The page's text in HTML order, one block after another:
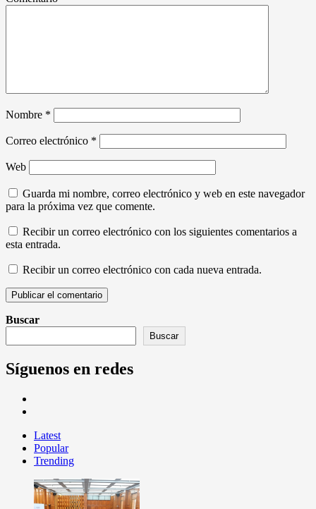
Nombre *
Correo electrónico *
Web
Guarda mi nombre, correo electrónico y web en este navegador
para la próxima vez que comente.
Recibir un correo electrónico con los siguientes comentarios a
esta entrada.
Recibir un correo electrónico con cada nueva entrada.
Buscar
Buscar
Síguenos en redes
Latest
Popular
Trending